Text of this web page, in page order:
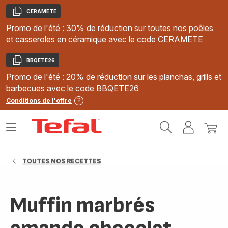
Copier
CERAMETE
Promo de l'été : 30% de réduction sur toutes nos poêles
et casseroles en céramique avec le code CERAMETE
Copier
BBQETE26
Promo de l'été : 20% de réduction sur les planchas, grills et
barbecues avec le code BBQETE26
Conditions de l'offre
MonMon
Ouvrir
TOUTES NOS RECETTES
Muffin marbrés